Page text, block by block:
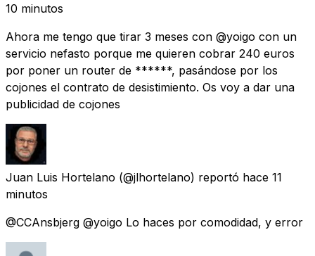
10 minutos
Ahora me tengo que tirar 3 meses con @yoigo con un
servicio nefasto porque me quieren cobrar 240 euros
por poner un router de ******, pasándose por los
cojones el contrato de desistimiento. Os voy a dar una
publicidad de cojones
Juan Luis Hortelano (@jlhortelano) reportó hace 11
minutos
@CCAnsbjerg @yoigo Lo haces por comodidad, y error